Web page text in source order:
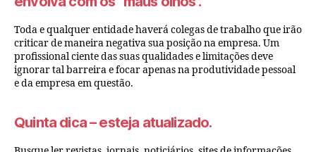
Toda e qualquer entidade haverá colegas de trabalho que irão
criticar de maneira negativa sua posição na empresa. Um
profissional ciente das suas qualidades e limitações deve
ignorar tal barreira e focar apenas na produtividade pessoal
e da empresa em questão.
Quinta dica– esteja atualizado.